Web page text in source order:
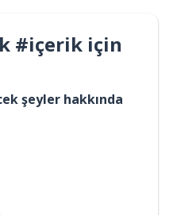
#içerik için
şeyler hakkında